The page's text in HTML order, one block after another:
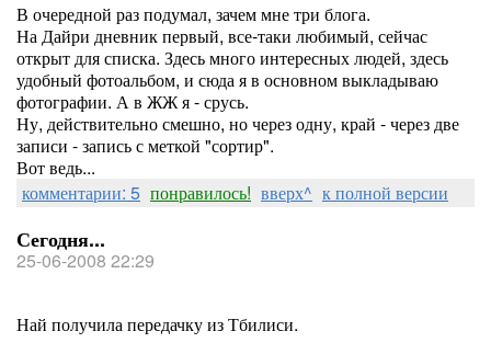
В очередной раз подумал, зачем мне три блога.
На Дайри дневник первый, все-таки любимый, сейчас
открыт для списка. Здесь много интересных людей, здесь
удобный фотоальбом, и сюда я в основном выкладываю
фотографии. А в ЖЖ я - срусь.
Ну, действительно смешно, но через одну, край - через две
записи - запись с меткой "сортир".
Вот ведь...
комментарии: 5 понравилось! вверх^ к полной версии
Сегодня...
25-06-2008 22:29
Най получила передачку из Тбилиси.